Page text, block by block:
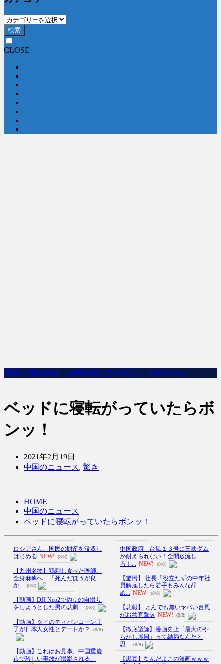
検索
CLOSE
世界の面白動画・衝撃映像を毎日配信｜100000dobu
ベッドに寝転がっていたらボ
ンッ！
2021年2月19日
中国のニュース, 驚き
HOME
中国のニュース
ベッドに寝転がっていたらボンッ！
ロシアさん、国民の財産を没収し
はじめる NEW! (8/8)
【九州名物】鶏刺し食べた医師、
全身麻痺へ…「死んだほうが良
か...
(8/8)
【動画】DJI Neo2で釣りの自撮り
をしようとした男の悲劇...
(8/8)
【動画】タイのティパンコーン王
子が日本人女性とデートか？
(8/8)
【動画】これはお見事。中国重慶
市で珍しい事故が撮影される。
中国政府「台風１３号に三峡ダム
が耐えられない！全開放流し
ろ！...
NEW! (8/8)
【驚愕】 社長「役立たずの中年社
員解雇したら若手もみんな辞
め... NEW! (8/8)
【悲報】 とんでも無いヤバい台風
がお盆直撃ｗ NEW! (8/8)
【徹底議論】漫画史上「最大のや
らかし展開」って結局なんだと
思...
(8/8)
【黒豆】なんだよこの漫画ｗｗｗ